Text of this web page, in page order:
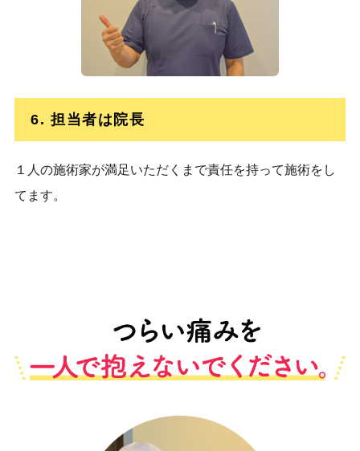
6. 担当者は院長
１人の施術家が満足いただくまで責任を持って施術をし
てます。